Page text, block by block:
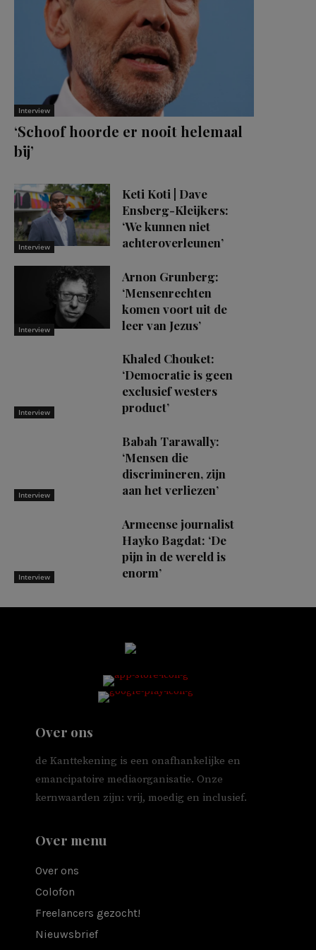
Interview
‘Schoof hoorde er nooit helemaal
bij’
Interview
Keti Koti | Dave
Ensberg-Kleijkers:
‘We kunnen niet
achteroverleunen’
Interview
Arnon Grunberg:
‘Mensenrechten
komen voort uit de
leer van Jezus’
Interview
Khaled Chouket:
‘Democratie is geen
exclusief westers
product’
Interview
Babah Tarawally:
‘Mensen die
discrimineren, zijn
aan het verliezen’
Interview
Armeense journalist
Hayko Bagdat: ‘De
pijn in de wereld is
enorm’
Over ons
de Kanttekening is een onafhankelijke en
emancipatoire mediaorganisatie. Onze
kernwaarden zijn: vrij, moedig en inclusief.
Over menu
Over ons
Colofon
Freelancers gezocht!
Nieuwsbrief